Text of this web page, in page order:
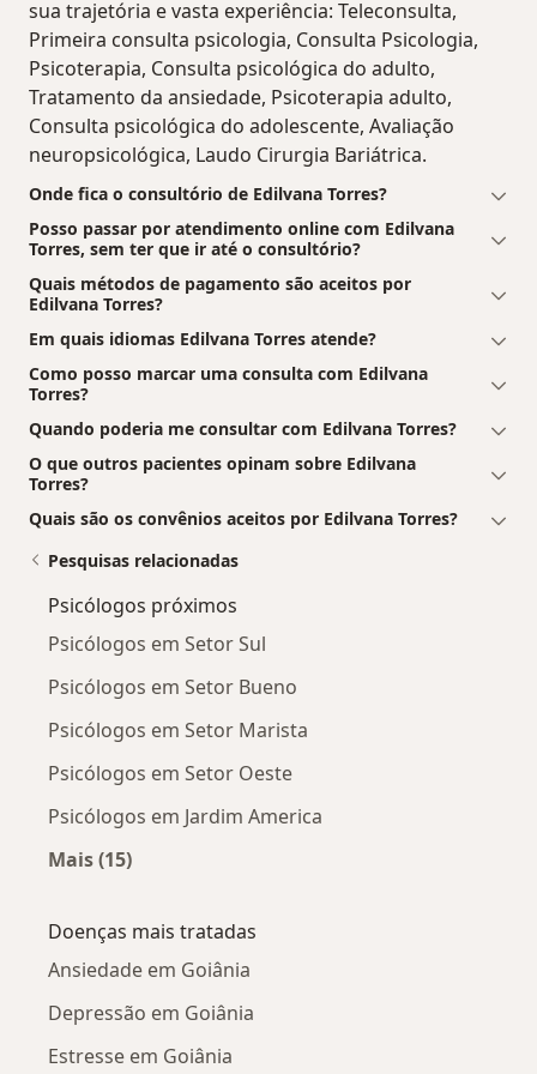
sua trajetória e vasta experiência: Teleconsulta,
Primeira consulta psicologia, Consulta Psicologia,
Psicoterapia, Consulta psicológica do adulto,
Tratamento da ansiedade, Psicoterapia adulto,
Consulta psicológica do adolescente, Avaliação
neuropsicológica, Laudo Cirurgia Bariátrica.
Onde fica o consultório de Edilvana Torres?
Posso passar por atendimento online com Edilvana
Torres, sem ter que ir até o consultório?
Quais métodos de pagamento são aceitos por
Edilvana Torres?
Em quais idiomas Edilvana Torres atende?
Como posso marcar uma consulta com Edilvana
Torres?
Quando poderia me consultar com Edilvana Torres?
O que outros pacientes opinam sobre Edilvana
Torres?
Quais são os convênios aceitos por Edilvana Torres?
Pesquisas relacionadas
Psicólogos próximos
Psicólogos em Setor Sul
Psicólogos em Setor Bueno
Psicólogos em Setor Marista
Psicólogos em Setor Oeste
Psicólogos em Jardim America
Mais (15)
Doenças mais tratadas
Ansiedade em Goiânia
Depressão em Goiânia
Estresse em Goiânia